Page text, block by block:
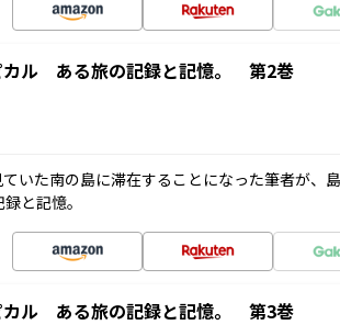
カル ある旅の記録と記憶。 第2巻
いた南の島に滞在することになった筆者が、
と記憶。
カル ある旅の記録と記憶。 第3巻